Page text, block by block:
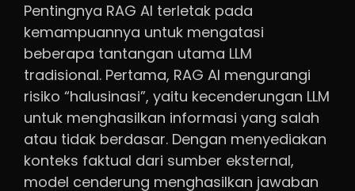
Pentingnya RAG AI terletak pada
kemampuannya untuk mengatasi
beberapa tantangan utama LLM
tradisional. Pertama, RAG AI mengurangi
risiko “halusinasi”, yaitu kecenderungan LLM
untuk menghasilkan informasi yang salah
atau tidak berdasar. Dengan menyediakan
konteks faktual dari sumber eksternal,
model cenderung menghasilkan jawaban